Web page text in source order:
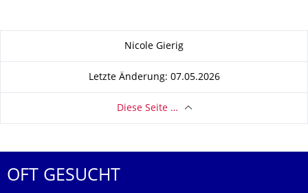
Nicole Gierig
Letzte Änderung: 07.05.2026
Diese Seite …
OFT GESUCHT